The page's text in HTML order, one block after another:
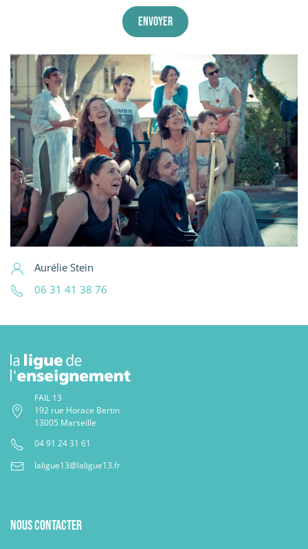
Aurélie Stein
06 31 41 38 76
FAIL 13
192 rue Horace Bertin
13005 Marseille
04 91 24 31 61
laligue13@laligue13.fr
Nous contacter